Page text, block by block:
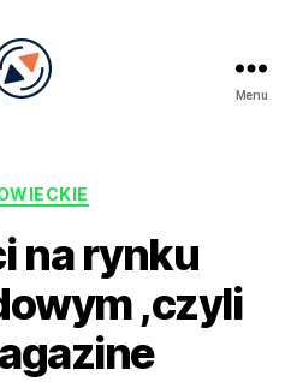
Menu
Kategorie
na rynku
,czyli